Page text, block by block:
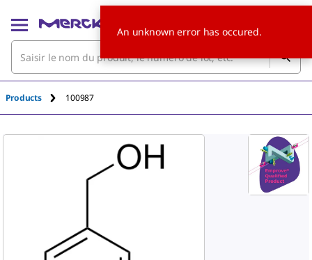
Products 100987
An unknown error has occured.